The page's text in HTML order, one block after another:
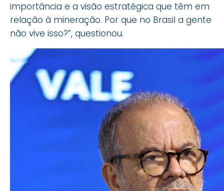
importância e a visão estratégica que têm em
relação à mineração. Por que no Brasil a gente
não vive isso?”, questionou.